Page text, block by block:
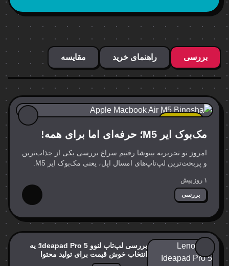
بررسی راهنمای خرید مقایسه
مک‌بوک ایر M5؛ حرفه‌ای اما برای همه!
امروز تو تحریریه بینوشا رفتیم سراغ بررسی یکی از جذاب‌ترین
۱ روز پیش
بررسی
بررسی لپ‌تاپ لنوو Ideapad Pro 5؛ یه
انتخاب خوش قیمت برای تولید محتوا